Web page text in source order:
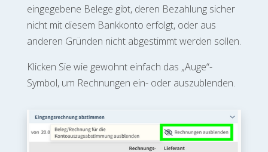
eingegebene Belege gibt, deren Bezahlung sicher
nicht mit diesem Bankkonto erfolgt, oder aus
anderen Gründen nicht abgestimmt werden sollen.
Klicken Sie wie gewohnt einfach das „Auge“-
Symbol, um Rechnungen ein- oder auszublenden.